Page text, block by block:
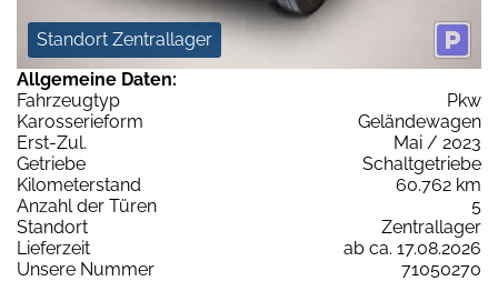
Standort Zentrallager
Allgemeine Daten:
Fahrzeugtyp
Pkw
Karosserieform
Geländewagen
Erst-Zul.
Mai / 2023
Getriebe
Schaltgetriebe
Kilometerstand
60.762 km
Anzahl der Türen
5
Standort
Zentrallager
Lieferzeit
ab ca. 17.08.2026
Unsere Nummer
71050270